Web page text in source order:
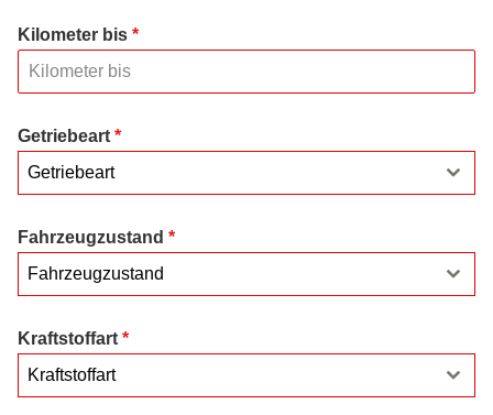
Kilometer bis *
Getriebeart *
Getriebeart
Fahrzeugzustand *
Fahrzeugzustand
Kraftstoffart *
Kraftstoffart